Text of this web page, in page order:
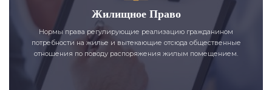
Жилищное Право
Нормы права регулирующие реализацию гражданином
потребности на жилье и вытекающие отсюда общественные
отношения по поводу распоряжения жилым помещением.